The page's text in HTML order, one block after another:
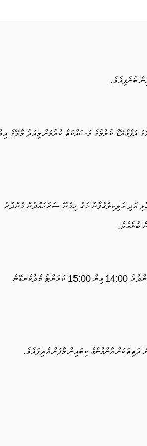
ބުނެފިއެވެ.
އަޕްގްރޭޑް ކުރުމުގެ މަސައްކަތް ކުރުމަށް މިއަދު މާލޭގެ
އަދި އަލިކިލެގެފާނު މަގު ހިމެނޭ ސަރަހައްދުން މެންދުރު
މީގެ އިތުރުން ހުޅުމާލެ، ޗަނބޭލީ މަގު ގޯޅި 6 އަދި 7 ހިމެނޭ ސަރަހައްދުން މެންދުރު 14:00 އިން 15:00 ކަރަންޓު މެދުކެނޑޭނެ
އާންމުންގެ ކިބައިން މާފަށް އެދިފައެވެ.